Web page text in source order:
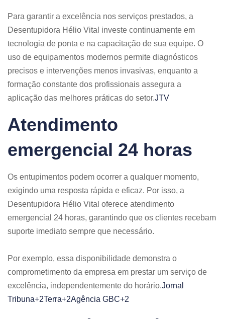
Para garantir a excelência nos serviços prestados, a
Desentupidora Hélio Vital investe continuamente em
tecnologia de ponta e na capacitação de sua equipe. O
uso de equipamentos modernos permite diagnósticos
precisos e intervenções menos invasivas, enquanto a
formação constante dos profissionais assegura a
aplicação das melhores práticas do setor.​JTV
Atendimento
emergencial 24 horas
Os entupimentos podem ocorrer a qualquer momento,
exigindo uma resposta rápida e eficaz. Por isso, a
Desentupidora Hélio Vital oferece atendimento
emergencial 24 horas, garantindo que os clientes recebam
suporte imediato sempre que necessário.
Por exemplo, essa disponibilidade demonstra o
comprometimento da empresa em prestar um serviço de
excelência, independentemente do horário.​Jornal
Tribuna+2Terra+2Agência GBC+2